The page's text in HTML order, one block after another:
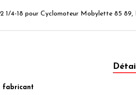
2 1/4-18 pour Cyclomoteur Mobylette 85 89,
fabricant